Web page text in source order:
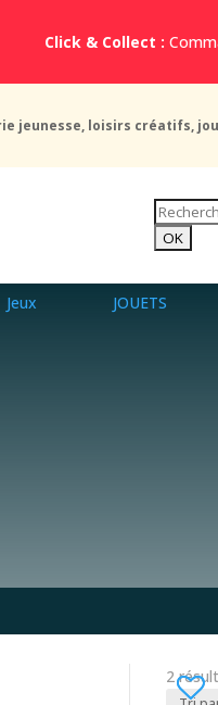
Click & Collect :
jeunesse, loisirs créatifs,
Jeux JOUETS
2